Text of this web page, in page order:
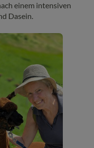
einem intensiven
Dasein.